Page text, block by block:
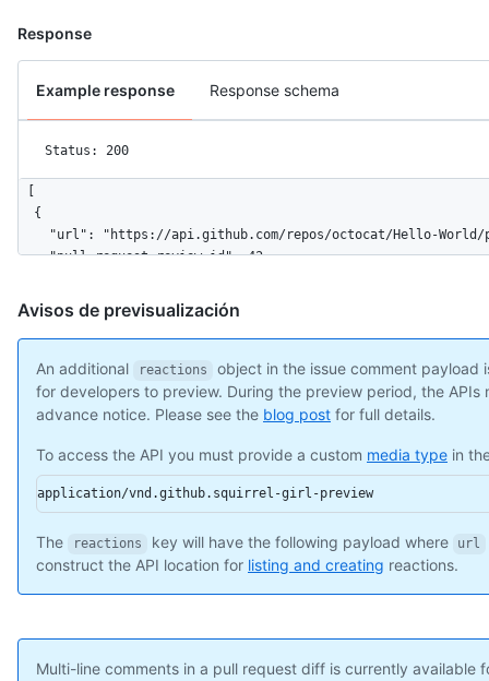
Response
Example response Response schema
Status: 200
  {
"url": "https://api.github.com/repos/octocat/Hello-
    "pull_request_review_id": 42,
    "node_id": "MDI0OlB1bGxSZXF1ZXN0UmV2aWV3Q29tbWVudDEw",
"diff_hunk": "@@ -16,33 +16,40 @@ public class
    "path": "file1.txt",
    "position": 1,
    "original_position": 4,
    "commit_id": "6dcb09b5b57875f334f61aebed695e2e4193db5e",
    "in_reply_to_id": 8,
    "user": {
      "login": "octocat",
      "node_id": "MDQ6VXNlcjE=",
"avatar_url": "https://github.com/images/error/
"following_url": "https://api.github.com/users/
Avisos de previsualización
An additional reactions
object in the issue comment payload
for developers to preview. During the preview period, the APIs
advance notice. Please see the blog post for full details.
To access the API you must provide a custom media type in
application/vnd.github.squirrel-girl-preview
The reactions key will have the following payload where url
construct the API location for listing and creating reactions.
Multi-line comments in a pull request diff is currently available